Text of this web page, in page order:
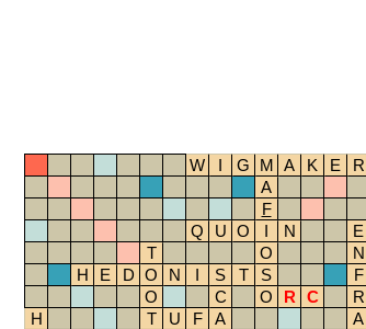
W I G M A K E
R
A
F
Q
U O I N
E
T
O
N
H
E D O N I S T S
F
O
C O R C
R
H
T U F A
A